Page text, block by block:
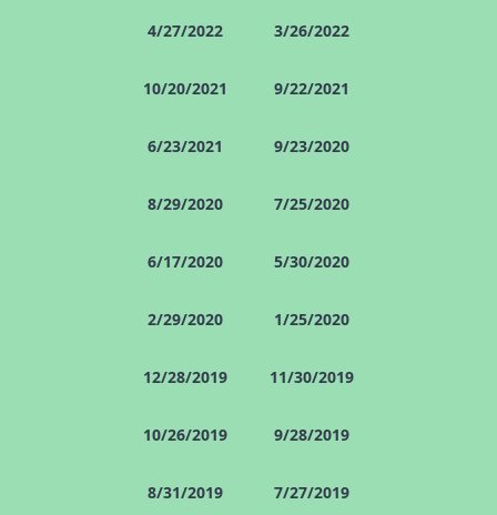
4/27/2022 3/26/2022
10/20/2021 9/22/2021
6/23/2021 9/23/2020
8/29/2020 7/25/2020
6/17/2020 5/30/2020
2/29/2020 1/25/2020
12/28/2019 11/30/2019
10/26/2019 9/28/2019
8/31/2019 7/27/2019